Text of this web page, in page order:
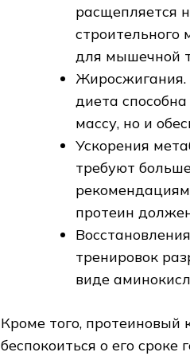
расщепляется
для мышечной
Жиросжигания.
диета
массу, но и
Ускорения
требуют
протеин
тренировок
виде
Кроме того, протеиновый
беспокоиться о его сроке